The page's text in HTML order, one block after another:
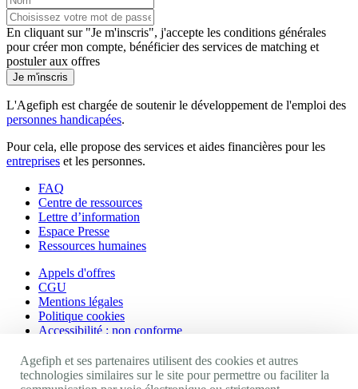
En cliquant sur "Je m'inscris", j'accepte les conditions générales
pour créer mon compte, bénéficier des services de matching et
postuler aux offres
Je m'inscris
L'Agefiph est chargée de soutenir le développement de l'emploi des
personnes handicapées.
Pour cela, elle propose des services et aides financières pour les
entreprises et les personnes.
FAQ
Centre de ressources
Lettre d’information
Espace Presse
Ressources humaines
Appels d'offres
CGU
Mentions légales
Politique cookies
Accessibilité : non conforme
Nos autres sites
Agefiph et ses partenaires utilisent des cookies et autres
technologies similaires sur le site pour permettre ou faciliter la